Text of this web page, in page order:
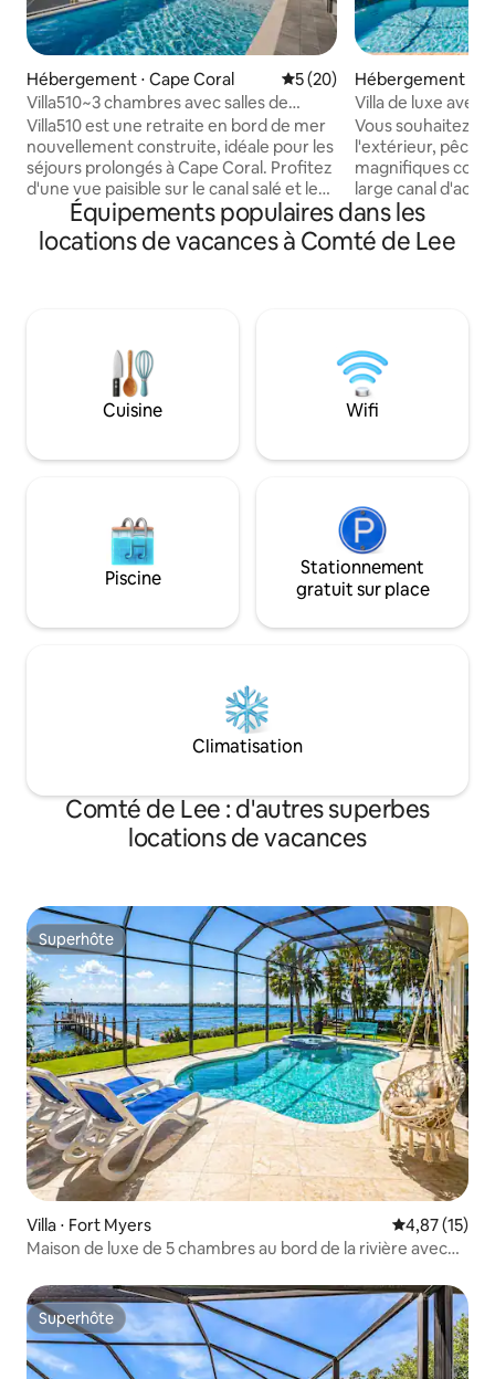
Hébergement ⋅ Cape Coral Évaluation moyenne sur la
5 (20)
Villa510~3 chambres avec salles de
bain~Accès au golfe, spa
chauffé~piscine
Villa510 est une retraite en bord de mer
nouvellement construite, idéale pour les
séjours prolongés à Cape Coral. Profitez
d'une vue paisible sur le canal salé et les
lamantins depuis le lanai, puis détendez-
vous dans votre piscine privée chauffée
et votre spa, parfaits toute l'année. La
privative, un salon avec matelas
pneumatique en option, un espace de
vie ouvert et des téléviseurs dans
chaque pièce. Proche des magasins,
amateurs de neige à la recherche de
Hébergement ⋅
Villa de luxe avec
salée, Lanai, canal
Vous souhaitez
l'extérieur,
magnifiques
large canal
cas, vous
cette superbe
mesure ! La
grande pièce
portes
piscine avec vue
recherché sud-
promenade des
Équipements populaires dans les
locations de vacances à Comté de Lee
Cuisine Wifi
Piscine
Stationnement
gratuit sur place
Climatisation
Comté de Lee : d'autres superbes
locations de vacances
Superhôte
Superhôte
Villa ⋅ Fort Myers Évaluation
4,87 (15)
Maison de luxe de 5 chambres au bord de la rivière avec
Superhôte
Superhôte